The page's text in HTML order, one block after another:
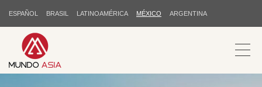
ESPAÑOL BRASIL LATINOAMÉRICA MÉXICO ARGENTINA